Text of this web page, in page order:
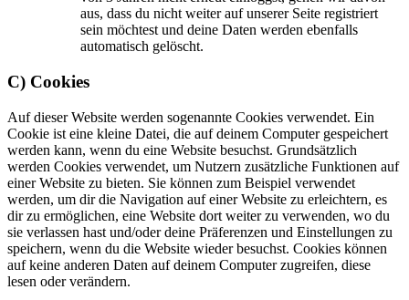
aus, dass du nicht weiter auf unserer Seite registriert
sein möchtest und deine Daten werden ebenfalls
automatisch gelöscht.
C) Cookies
Auf dieser Website werden sogenannte Cookies verwendet. Ein
Cookie ist eine kleine Datei, die auf deinem Computer gespeichert
werden kann, wenn du eine Website besuchst. Grundsätzlich
werden Cookies verwendet, um Nutzern zusätzliche Funktionen auf
einer Website zu bieten. Sie können zum Beispiel verwendet
werden, um dir die Navigation auf einer Website zu erleichtern, es
dir zu ermöglichen, eine Website dort weiter zu verwenden, wo du
sie verlassen hast und/oder deine Präferenzen und Einstellungen zu
speichern, wenn du die Website wieder besuchst. Cookies können
auf keine anderen Daten auf deinem Computer zugreifen, diese
lesen oder verändern.